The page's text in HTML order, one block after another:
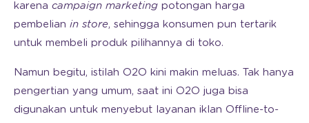
karena campaign marketing potongan harga
pembelian in store, sehingga konsumen pun tertarik
untuk membeli produk pilihannya di toko.
Namun begitu, istilah O2O kini makin meluas. Tak hanya
pengertian yang umum, saat ini O2O juga bisa
digunakan untuk menyebut layanan iklan Offline-to-